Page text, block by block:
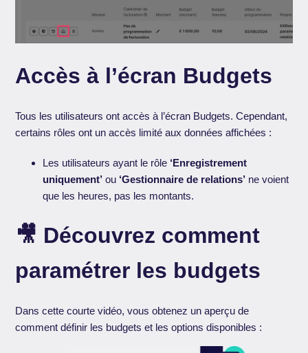
Accès à l’écran Budgets
Tous les utilisateurs ont accès à l’écran Budgets. Cependant,
certains rôles ont un accès limité aux données affichées :
Les utilisateurs ayant le rôle ‘Enregistrement
uniquement’ ou ‘Gestionnaire de relations’ ne voient
que les heures, pas les montants.
🎥 Découvrez comment
paramétrer les budgets
Dans cette courte vidéo, vous obtenez un aperçu de
comment définir les budgets et les options disponibles :